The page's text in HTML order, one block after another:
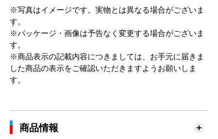
※写真はイメージです。実物とは異なる場合がございま
す。
※パッケージ・画像は予告なく変更する場合がございま
す。
※商品表示の記載内容につきましては、お手元に届きま
した商品の表示をご確認いただきますようお願いしま
す。
商品情報